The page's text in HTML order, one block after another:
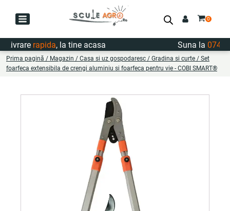
rapida, la tine acasa Suna la
Prima pagină / Magazin / Casa si uz gospodaresc / Gradina si curte / Set
foarfeca extensibila de crengi aluminiu si foarfeca pentru vie - COBI SMART®